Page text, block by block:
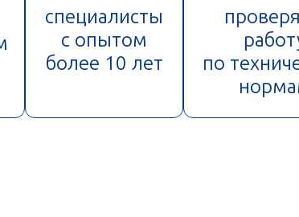
специалисты
с опытом
более 10 лет
по